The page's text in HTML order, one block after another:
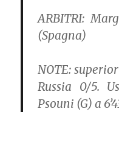
ARBITRI:
(Spagna)
NOTE:
Russia 0/5.
Psouni (G) a